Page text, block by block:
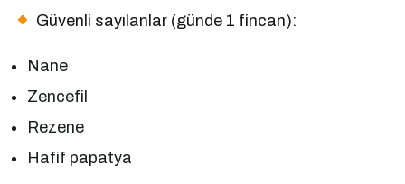
Güvenli sayılanlar (günde 1 fincan):
Nane
Zencefil
Rezene
Hafif papatya